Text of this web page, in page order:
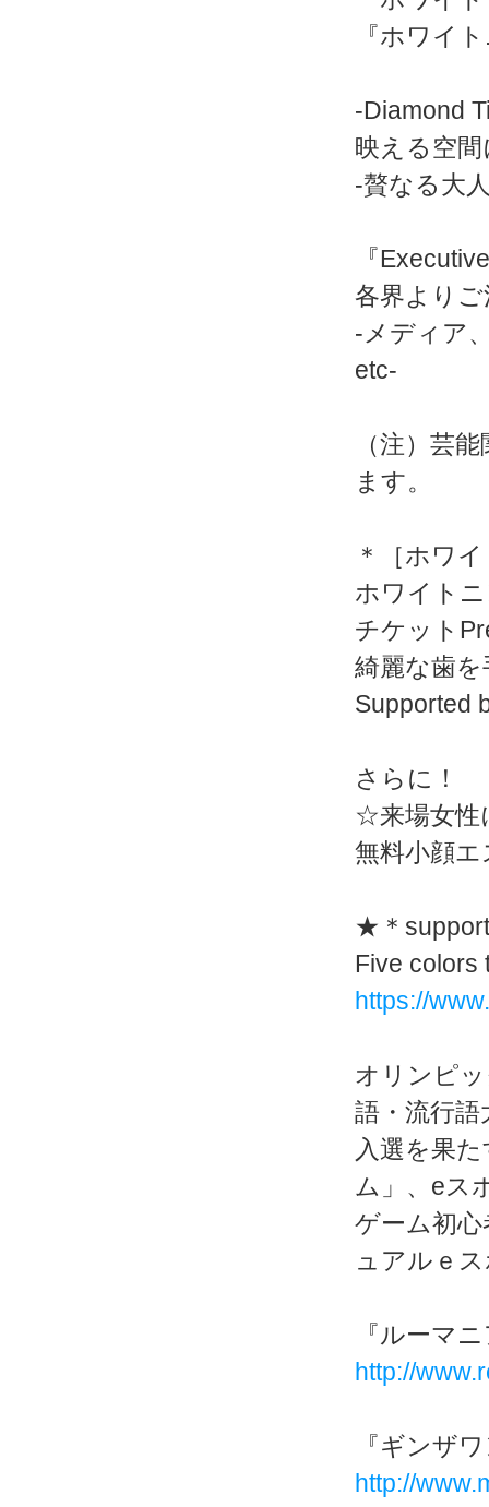
『ホワイ
-Diamond
映える空
-贅なる大
『
各界より
-メディア
etc-
（注）芸
ます。
＊［ホワ
ホワイト
チケット
綺麗な歯
Supported
さらに！
☆来場女性
無料小顔
★＊
Five colors
https://
オリンピ
語・流行
入選を果
ム」、eス
ゲーム初
ュアルｅ
『ルーマ
http://
『ギンザ
http://